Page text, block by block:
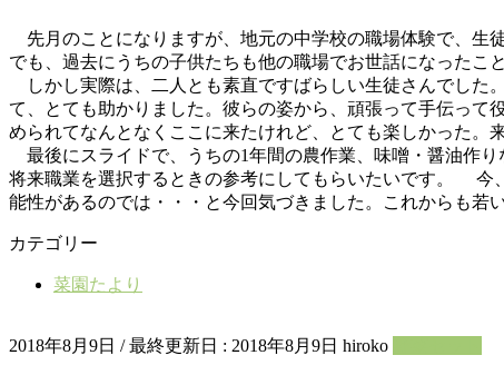
先月のことになりますが、地元の中学校の職場体験で、生
でも、過去にうちの子供たちも他の職場でお世話になったこ
しかし実際は、二人とも素直ですばらしい生徒さんでした
て、とても助かりました。彼らの姿から、頑張って手伝って
められてなんとなくここに来たけれど、とても楽しかった。
最後にスライドで、うちの1年間の農作業、味噌・醤油作
将来職業を選択するときの参考にしてもらいたいです。 今
能性があるのでは・・・と今回気づきました。これからも若
カテゴリー
菜園たより
2018年8月9日 / 最終更新日 : 2018年8月9日 hiroko